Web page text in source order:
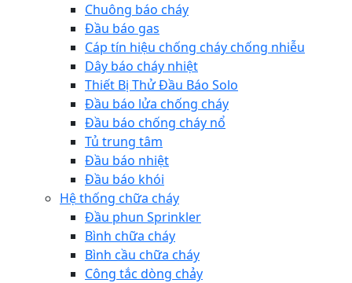
Chuông báo cháy
Đầu báo gas
Cáp tín hiệu chống cháy chống nhiễu
Dây báo cháy nhiệt
Thiết Bị Thử Đầu Báo Solo
Đầu báo lửa chống cháy
Đầu báo chống cháy nổ
Tủ trung tâm
Đầu báo nhiệt
Đầu báo khói
Hệ thống chữa cháy
Đầu phun Sprinkler
Bình chữa cháy
Bình cầu chữa cháy
Công tắc dòng chảy